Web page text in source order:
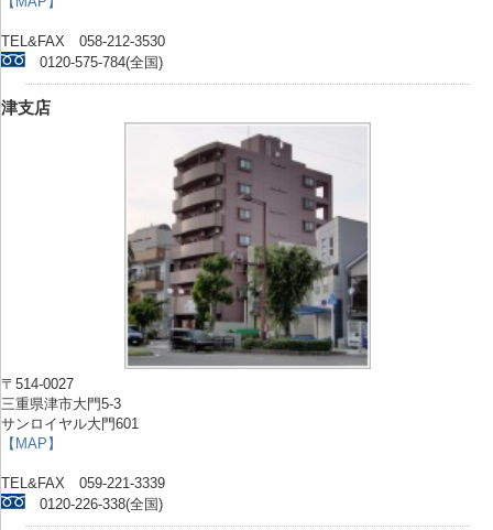
TEL&FAX 058-212-3530
0120-575-784(全国)
津支店
〒514-0027
三重県津市大門5-3
サンロイヤル大門601
【MAP】
TEL&FAX 059-221-3339
0120-226-338(全国)